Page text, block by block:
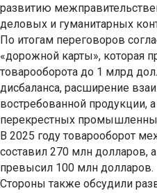
развитию
деловых и гуманитарных
По итогам переговоров
«дорожной карты», которая
товарооборота до 1 млрд
дисбаланса, расширение
востребованной продукции,
перекрестных
В 2025 году товарооборот
составил 270 млн долларов,
превысил 100 млн долларов.
Стороны также обсудили